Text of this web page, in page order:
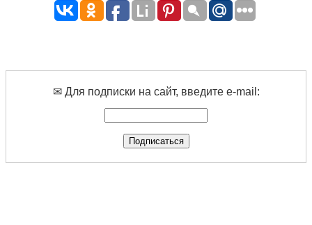
✉ Для подписки на сайт, введите e-mail: